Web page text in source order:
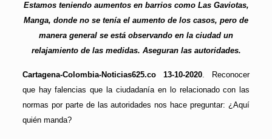
Estamos teniendo aumentos en barrios como Las Gaviotas,
Manga, donde no se tenía el aumento de los casos, pero de
manera general se está observando en la ciudad un
relajamiento de las medidas. Aseguran las autoridades.
Cartagena-Colombia-Noticias625.co 13-10-2020. Reconocer
que hay falencias que la ciudadanía en lo relacionado con las
normas por parte de las autoridades nos hace preguntar: ¿Aquí
quién manda?